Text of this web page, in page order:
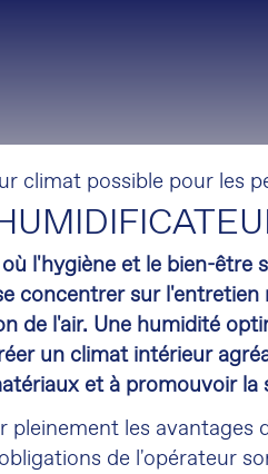
climat possible pour les
l'hygiène et le bien-être
concentrer sur l'entretien
de l'air. Une humidité
un climat intérieur
et à promouvoir la
pleinement les avantages
de l'opérateur